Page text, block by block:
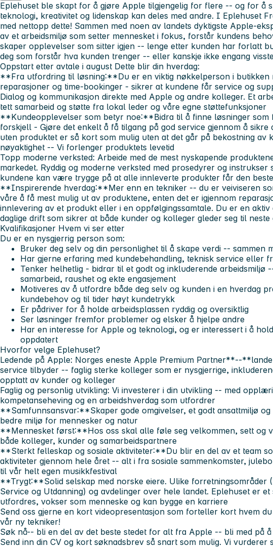
Eplehuset ble skapt for å gjøre Apple tilgjengelig for flere -- og for å
teknologi, kreativitet og lidenskap kan deles med andre. I Eplehuset
med nettopp dette! Sammen med noen av landets dyktigste Apple-
av et arbeidsmiljø som setter mennesket i fokus, forstår kundens
skaper opplevelser som sitter igjen -- lenge etter kunden har forlatt
deg som forstår hva kunden trenger -- eller kanskje ikke engang
Oppstart etter avtale i august Dette blir din hverdag:
**Fra utfordring til løsning:**Du er en viktig nøkkelperson i butikken
reparasjoner og time-bookinger - sikrer at kundene får service og
Dialog og kommunikasjon direkte med Apple og andre kolleger. Et
tett samarbeid og støtte fra lokal leder og våre egne støttefunksjoner
**Kundeopplevelser som betyr noe:**Bidra til å finne løsninger som
forskjell - Gjøre det enkelt å få tilgang på god service gjennom å sikre
uten produktet er så kort som mulig uten at det går på bekostning av
nøyaktighet -- Vi forlenger produktets levetid
Topp moderne verksted: Arbeide med de mest nyskapende
markedet. Ryddig og moderne verksted med prosedyrer og instrukser
kundene kan være trygge på at alle innleverte produkter får den
**Inspirerende hverdag:**Mer enn en tekniker -- du er veiviseren
våre å få mest mulig ut av produktene, enten det er igjennom
innlevering av et produkt eller i en oppfølgingssamtale. Du er en aktiv
daglige drift som sikrer at både kunder og kolleger gleder seg til
Kvalifikasjoner Hvem vi ser etter
Du er en nysgjerrig person som:
Bruker deg selv og din personlighet til å skape verdi -- sammen
Har gjerne erfaring med kundebehandling, teknisk service eller
Tenker helhetlig - bidrar til et godt og inkluderende arbeidsmiljø
samarbeid, raushet og ekte engasjement
Motiveres av å utfordre både deg selv og kunden i en hverdag
kundebehov og til tider høyt kundetrykk
Er pådriver for å holde arbeidsplassen ryddig og oversiktlig
Ser løsninger fremfor problemer og elsker å hjelpe andre
Har en interesse for Apple og teknologi, og er interessert i å
oppdatert
Hvorfor velge Eplehuset?
Ledende på Apple: Norges eneste Apple Premium Partner**--
service tilbyder -- faglig sterke kolleger som er nysgjerrige,
opptatt av kunder og kolleger
Faglig og personlig utvikling: Vi investerer i din utvikling -- med
kompetanseheving og en arbeidshverdag som utfordrer
**Samfunnsansvar:**Skaper gode omgivelser, et godt ansattmiljø
bedre miljø for mennesker og natur
**Mennesket først:**Hos oss skal alle føle seg velkommen, sett og
både kolleger, kunder og samarbeidspartnere
**Sterkt felleskap og sosiale aktiviteter:**Du blir en del av et team
aktiviteter gjennom hele året -- alt i fra sosiale sammenkomster,
til vår helt egen musikkfestival
**Trygt:**Solid selskap med norske eiere. Ulike forretningsområder
Service og Utdanning) og avdelinger over hele landet. Eplehuset er et
utfordres, vokser som menneske og kan bygge en karriere
Send oss gjerne en kort videopresentasjon som forteller kort hvem
vår ny tekniker!
Søk nå-- bli en del av det beste stedet for alt fra Apple -- bli med på
Send inn din CV og kort søknadsbrev så snart som mulig. Vi vurderer